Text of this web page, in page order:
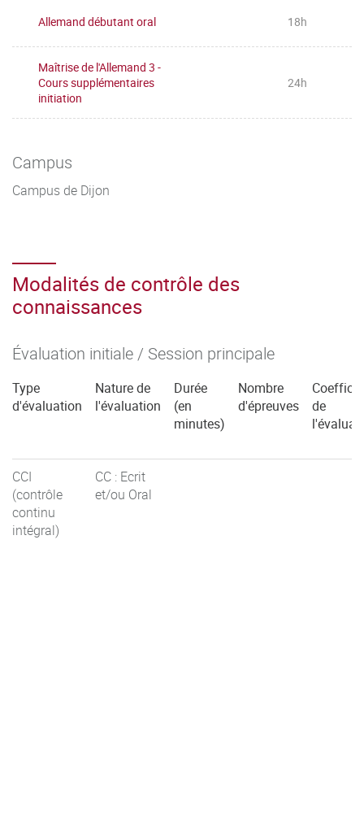
Allemand débutant oral 18h
Maîtrise de l'Allemand 3 -
Cours supplémentaires
initiation
24h
Campus
Campus de Dijon
Modalités de contrôle des
connaissances
Évaluation initiale / Session principale
Type
d'évaluation
Nature de
l'évaluation
Durée
(en
minutes)
Nombre
d'épreuves
de
CCI
(contrôle
continu
intégral)
CC : Ecrit
et/ou Oral